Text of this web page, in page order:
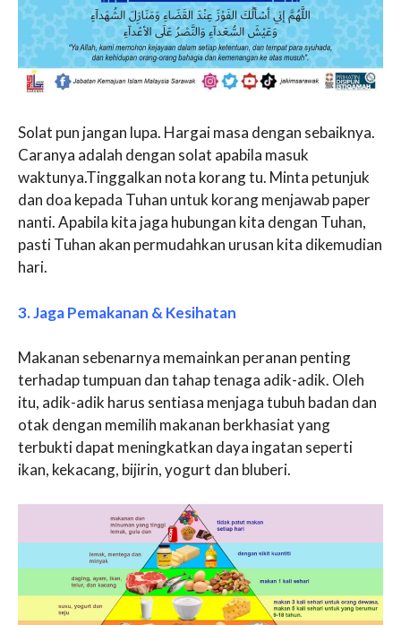
Solat pun jangan lupa. Hargai masa dengan sebaiknya.
Caranya adalah dengan solat apabila masuk
waktunya.Tinggalkan nota korang tu. Minta petunjuk
dan doa kepada Tuhan untuk korang menjawab paper
nanti. Apabila kita jaga hubungan kita dengan Tuhan,
pasti Tuhan akan permudahkan urusan kita dikemudian
hari.
3. Jaga Pemakanan & Kesihatan
Makanan sebenarnya memainkan peranan penting
terhadap tumpuan dan tahap tenaga adik-adik. Oleh
itu, adik-adik harus sentiasa menjaga tubuh badan dan
otak dengan memilih makanan berkhasiat yang
terbukti dapat meningkatkan daya ingatan seperti
ikan, kekacang, bijirin, yogurt dan bluberi.